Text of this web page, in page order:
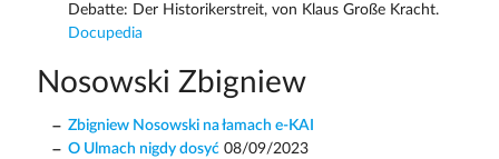
Debatte: Der Historikerstreit, von Klaus Große Kracht.
Docupedia
Nosowski Zbigniew
Zbigniew Nosowski na łamach e-KAI
O Ulmach nigdy dosyć08/09/2023